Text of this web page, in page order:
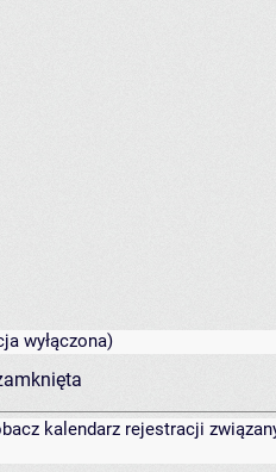
wyłączona)
kalendarz rejestracji